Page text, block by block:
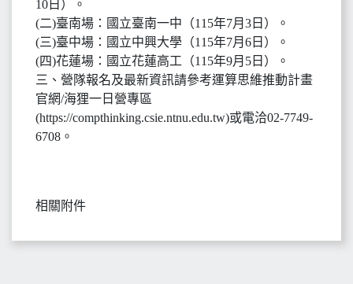
10日）。
(二)臺南場：國立臺南一中（115年7月3日）。
(三)臺中場：國立中興大學（115年7月6日）。
(四)花蓮場：國立花蓮高工（115年9月5日）。
三、營隊報名及最新資訊請參考運算思維推動計畫
官網/海狸一日營專區
(https://compthinking.csie.ntnu.edu.tw)或電洽02-7749-
6708。
相關附件